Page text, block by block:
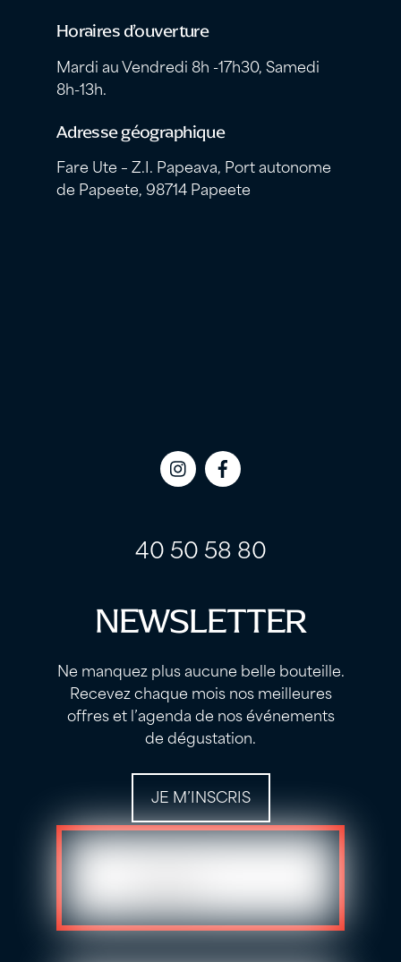
Horaires d’ouverture
Mardi au Vendredi 8h -17h30, Samedi
8h-13h.
Adresse géographique
Fare Ute – Z.I. Papeava, Port autonome
de Papeete, 98714 Papeete
Icon
Icon
40 50 58 80
NEWSLETTER
Ne manquez plus aucune belle bouteille.
Recevez chaque mois nos meilleures
offres et l’agenda de nos événements
de dégustation.
JE M’INSCRIS